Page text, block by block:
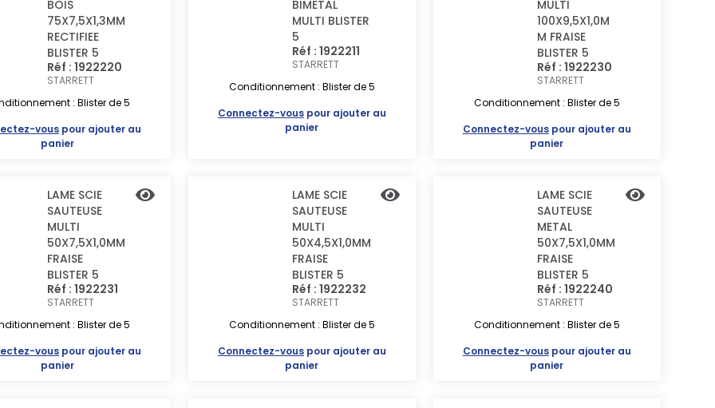
BOIS
75X7,5X1,3MM
RECTIFIEE
BLISTER 5
Réf : 1922220
STARRETT
: Blister de 5
vous pour ajouter au
panier
BIMETAL
MULTI BLISTER
5
Réf : 1922211
STARRETT
Conditionnement : Blister de 5
Connectez-vouspour ajouter au
panier
MULTI
100X9,5X1,0M
M FRAISE
BLISTER 5
Réf : 1922230
STARRETT
Conditionnement : Blister de 5
Connectez-vouspour ajouter au
panier
LAME SCIE
SAUTEUSE
MULTI
50X7,5X1,0MM
FRAISE
BLISTER 5
Réf : 1922231
STARRETT
: Blister de 5
vous pour ajouter au
panier
LAME SCIE
SAUTEUSE
MULTI
50X4,5X1,0MM
FRAISE
BLISTER 5
Réf : 1922232
STARRETT
Conditionnement : Blister de 5
Connectez-vouspour ajouter au
panier
LAME SCIE
SAUTEUSE
METAL
50X7,5X1,0MM
FRAISE
BLISTER 5
Réf : 1922240
STARRETT
Conditionnement : Blister de 5
Connectez-vouspour ajouter au
panier